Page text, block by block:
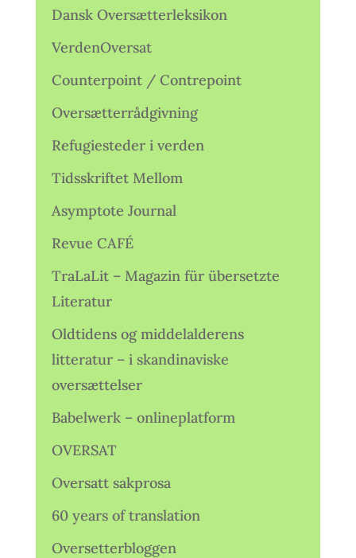
Dansk Oversætterleksikon
VerdenOversat
Counterpoint / Contrepoint
Oversætterrådgivning
Refugiesteder i verden
Tidsskriftet Mellom
Asymptote Journal
Revue CAFÉ
TraLaLit – Magazin für übersetzte
Literatur
Oldtidens og middelalderens
litteratur – i skandinaviske
oversættelser
Babelwerk – onlineplatform
OVERSAT
Oversatt sakprosa
60 years of translation
Oversetterbloggen